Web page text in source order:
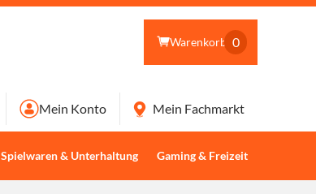
Warenkorb 0
Spielwaren & Unterhaltung Gaming & Freizeit
Mein Konto Mein Fachmarkt